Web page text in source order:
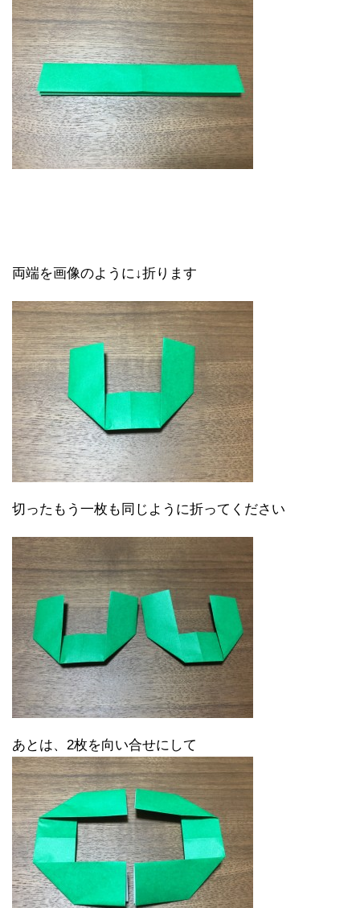
両端を画像のように↓折ります
切ったもう一枚も同じように折ってください
あとは、2枚を向い合せにして